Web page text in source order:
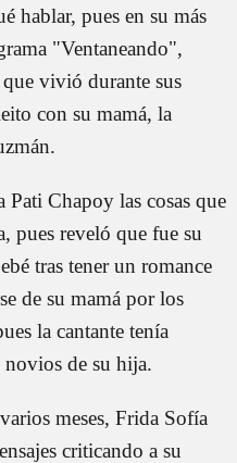
hablar, pues en su más
"Ventaneando",
vivió durante sus
con su mamá, la
Pati Chapoy las cosas que
pues reveló que fue su
tras tener un romance
de su mamá por los
la cantante tenía
novios de su hija.
meses, Frida Sofía
criticando a su